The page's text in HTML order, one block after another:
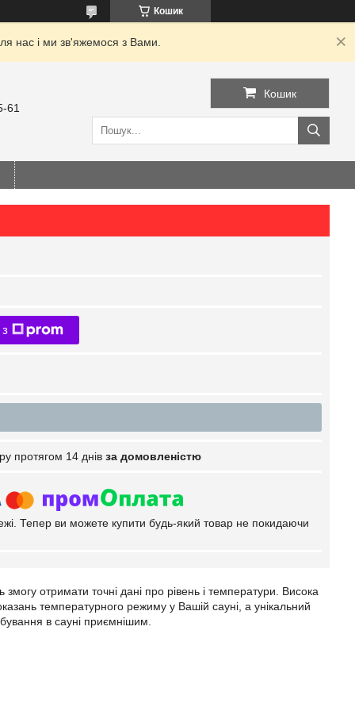
Кошик
нас і ми зв'яжемося з Вами.
61
Кошик
протягом 14 днів за домовленістю
Тепер ви можете купити будь-який товар не покидаючи
отримати точні дані про рівень і температури. Висока
температурного режиму у Вашій сауні, а унікальний
в сауні приємнішим.